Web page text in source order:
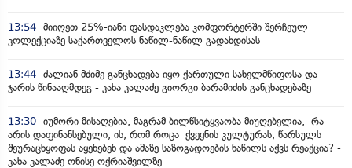
13:54 მიიღეთ 25%-იანი ფასდაკლება კომფორტერში შერჩეულ
კოლექციაზე საქართველოს ნაწილ-ნაწილ გადახდისას
13:44 ძალიან მძიმე განცხადება იყო ქართული სახელმწიფოსა და
ჯარის წინააღმდეგ - კახა კალაძე გიორგი ბარამიძის განცხადებაზე
13:30 იუმორი მისაღებია, მაგრამ ბილწსიტყვაობა მიუღებელია, რა
არის დაფინანსებული, ის, რომ როცა ქვეყნის კულტურას, წარსულს
შეურაცხყოფას აყენებენ და ამაზე საზოგადოების ნაწილს აქვს რეაქცია? -
კახა კალაძე ონისე ოქრიაშვილზე